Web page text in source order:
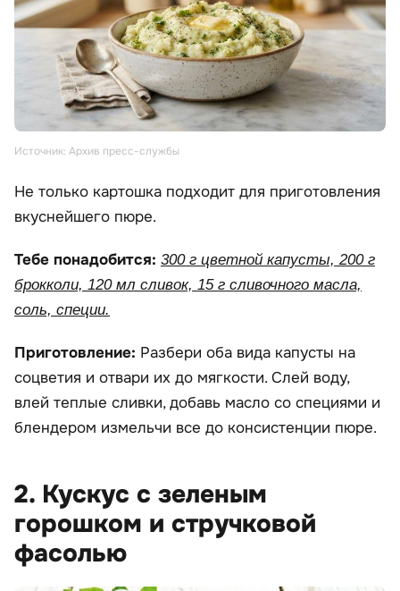
Источник: Архив пресс-службы
Не только картошка подходит для приготовления
вкуснейшего пюре.
Тебе понадобится: 300 г цветной капусты, 200 г
брокколи, 120 мл сливок, 15 г сливочного масла,
соль, специи.
Приготовление: Разбери оба вида капусты на
соцветия и отвари их до мягкости. Слей воду,
влей теплые сливки, добавь масло со специями и
блендером измельчи все до консистенции пюре.
2. Кускус с зеленым
горошком и стручковой
фасолью